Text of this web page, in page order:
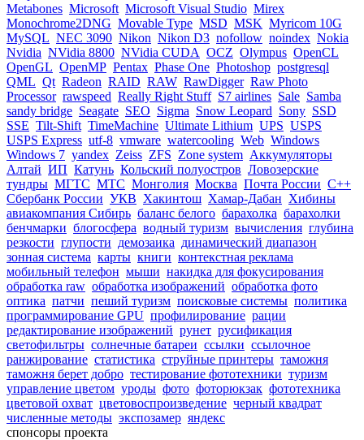
Metabones Microsoft Microsoft Visual Studio Mirex
Monochrome2DNG Movable Type MSD MSK Myricom 10G
MySQL NEC 3090 Nikon Nikon D3 nofollow noindex Nokia
Nvidia NVidia 8800 NVidia CUDA OCZ Olympus OpenCL
OpenGL OpenMP Pentax Phase One Photoshop postgresql
QML Qt Radeon RAID RAW RawDigger Raw Photo
Processor rawspeed Really Right Stuff S7 airlines Sale Samba
sandy bridge Seagate SEO Sigma Snow Leopard Sony SSD
SSE Tilt-Shift TimeMachine Ultimate Lithium UPS USPS
USPS Express utf-8 vmware watercooling Web Windows
Windows 7 yandex Zeiss ZFS Zone system Аккумуляторы
Алтай ИП Катунь Кольский полуостров Ловозерские
тундры МГТС МТС Монголия Москва Почта России С++
Сбербанк России УКВ Хакинтош Хамар-Дабан Хибины
авиакомпания Сибирь баланс белого барахолка барахолки
бенчмарки блогосфера водный туризм вычисления глубина
резкости глупости демозаика динамический диапазон
зонная система карты книги контекстная реклама
мобильный телефон мыши накидка для фокусирования
обработка raw обработка изображений обработка фото
оптика патчи пеший туризм поисковые системы политика
программирование GPU профилирование рации
редактирование изображений рунет русификация
светофильтры солнечные батареи ссылки ссылочное
ранжирование статистика струйные принтеры таможня
таможня берет добро тестирование фототехники туризм
управление цветом уроды фото фоторюкзак фототехника
цветовой охват цветовоспроизведение черный квадрат
численные методы экспозамер яндекс
спонсоры проекта